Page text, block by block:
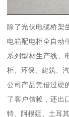
除了光伏电缆桥架
电箱配电柜全自动
系列型材生产线、
柜、环保、建筑、
公司产品凭借过硬
了客户信赖，还出
特、阿根廷、土耳